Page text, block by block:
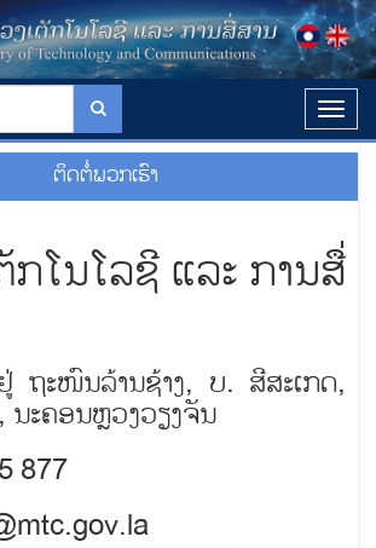
T
o
g
l
n
a
v
t
ຕິດຕໍ່ພວກເຮົາ
ກໂນໂລຊີ ແລະ ການສື່
ຖະໜົນລ້ານຊ້າງ, ບ. ສີສະເກດ,
ະຄອນຫຼວງວຽງຈັນ
877